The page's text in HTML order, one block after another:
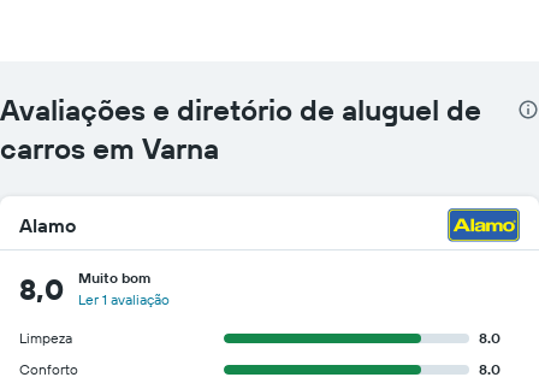
Avaliações e diretório de aluguel de
carros em Varna
Alamo
8,0
Muito bom
Ler 1 avaliação
Limpeza
8.0
Conforto
8.0